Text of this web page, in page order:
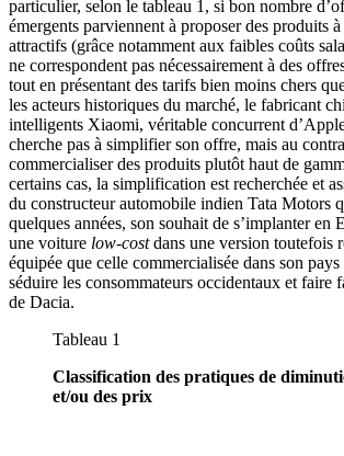
particulier, selon le tableau 1, si bon nombre
émergents parviennent à proposer des produits
attractifs (grâce notamment aux faibles coûts
ne correspondent pas nécessairement à des
tout en présentant des tarifs bien moins chers
les acteurs historiques du marché, le fabricant
intelligents Xiaomi, véritable concurrent
cherche pas à simplifier son offre, mais au
commercialiser des produits plutôt haut de
certains cas, la simplification est recherchée et
du constructeur automobile indien Tata Motors
quelques années, son souhait de s’implanter en
une voiture low-costdans une version toutefois
équipée que celle commercialisée dans son
séduire les consommateurs occidentaux et faire
de Dacia.
Tableau 1
Classification des pratiques de
et/ou des prix